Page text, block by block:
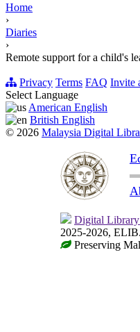
Home
›
Diaries
›
Remote support for a child's
Privacy Terms FAQ Invite
Select Language
American English
British English
© 2026 Malaysia Digital
Digital
2025-2026,
Preserving